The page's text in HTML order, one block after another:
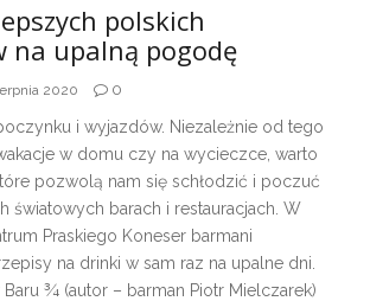
polskich
na upalną pogodę
2020 0
i wyjazdów. Niezależnie od tego
w domu czy na wycieczce, warto
pozwolą nam się schłodzić i poczuć
światowych barach i restauracjach. W
Praskiego Koneser barmani
na drinki w sam raz na upalne dni.
Baru ¾ (autor – barman Piotr Mielczarek)